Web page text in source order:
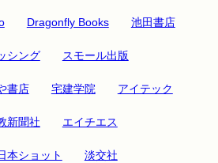
Dragonfly Books 池田書店
シング スモール出版
書店 宅建学院 アイテック
新聞社 エイチエス
本ショット 淡交社